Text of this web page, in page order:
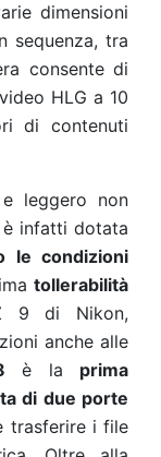
dimensioni
sequenza, tra
consente di
HLG a 10
di contenuti
leggero non
è infatti dotata
le condizioni
tollerabilità
9 di Nikon,
anche alle
è la prima
di due porte
trasferire i file